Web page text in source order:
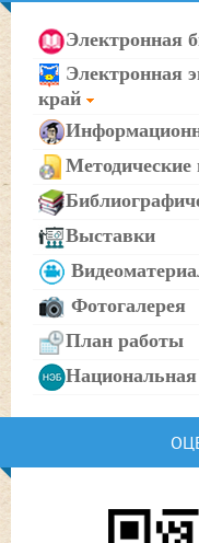
Электронная
Электронная
край
Выставки
Фотогалерея
План работы
Национальная